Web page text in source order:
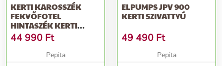
KERTI KAROSSZÉK
FEKVŐFOTEL
HINTASZÉK KERTI
FÜGGŐÁGY
44 990 Ft
Pepita
ELPUMPS JPV 900
KERTI SZIVATTYÚ
49 490 Ft
Pepita